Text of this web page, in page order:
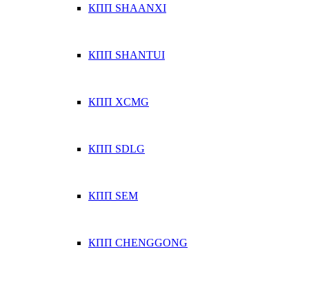
КПП SHAANXI
КПП SHANTUI
КПП XCMG
КПП SDLG
КПП SEM
КПП CHENGGONG